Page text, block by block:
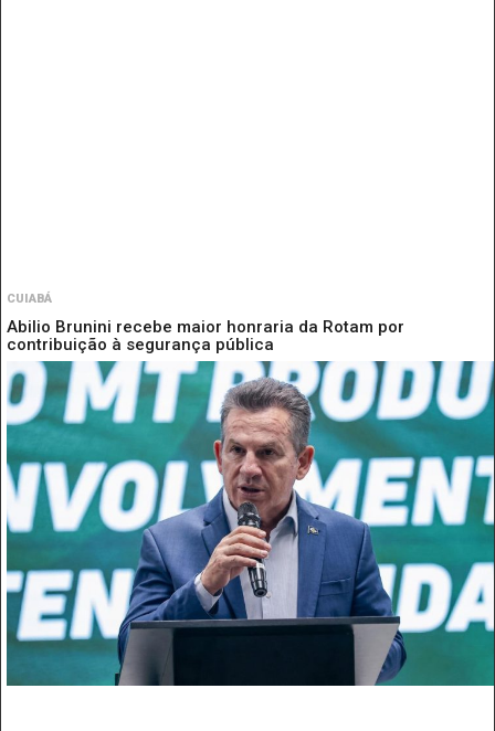
CUIABÁ
Abilio Brunini recebe maior honraria da Rotam por
contribuição à segurança pública